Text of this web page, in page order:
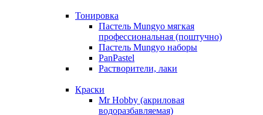
Тонировка
Пастель Mungyo мягкая
профессиональная (поштучно)
Пастель Mungyo наборы
PanPastel
Растворители, лаки
Краски
Mr Hobby (акриловая
водоразбавляемая)